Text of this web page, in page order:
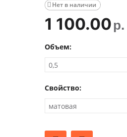
Нет в наличии

1 100.00р.
Объем:
Свойство: